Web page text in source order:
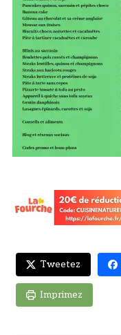
Tweetez
Imprimez